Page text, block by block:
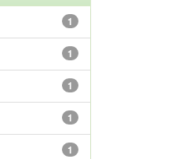
1
1
1
1
1